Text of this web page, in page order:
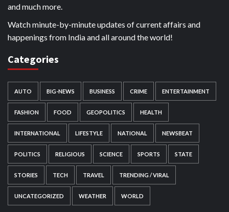
and much more.
Watch minute-by-minute updates of current affairs and
happenings from India and all around the world!
Categories
AUTO BIG-NEWS BUSINESS CRIME ENTERTAINMENT
FASHION FOOD GEOPOLITICS HEALTH
INTERNATIONAL LIFESTYLE NATIONAL NEWSBEAT
POLITICS RELIGIOUS SCIENCE SPORTS STATE
STORIES TECH TRAVEL TRENDING / VIRAL
UNCATEGORIZED WEATHER WORLD